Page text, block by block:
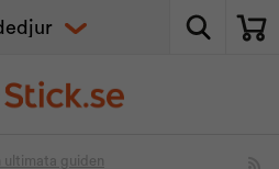
ultimata guiden